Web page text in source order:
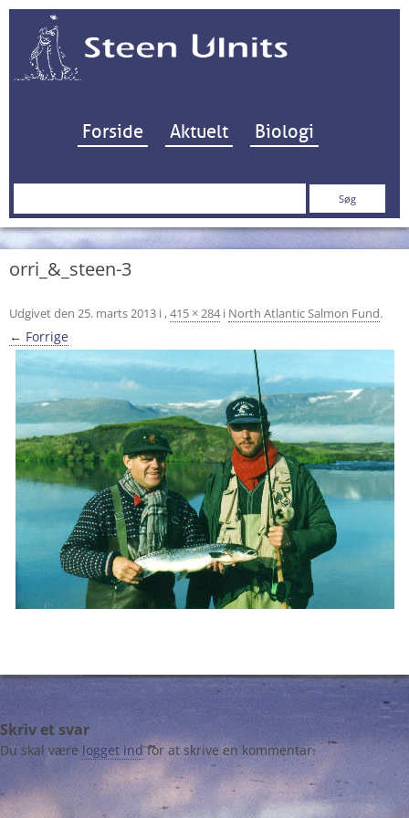
Hop til indhold
Forside Aktuelt Biologi
Søg
orri_&_steen-3
Udgivet den 25. marts 2013 i ,415 × 284i North Atlantic Salmon Fund.
← Forrige
Skriv et svar
Du skal være logget indfor at skrive en kommentar.